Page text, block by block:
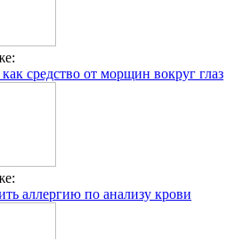
средство от морщин вокруг глаз
аллергию по анализу крови